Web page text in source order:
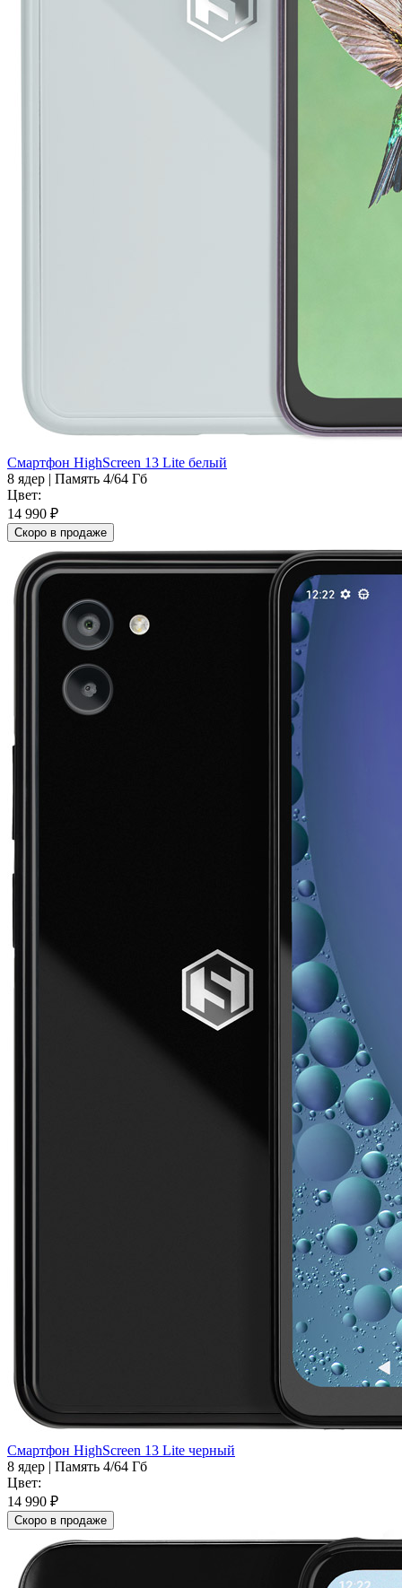
Смартфон HighScreen 13 Lite белый
8 ядер | Память 4/64 Гб
Цвет:
14 990 ₽
Скоро в продаже
Смартфон HighScreen 13 Lite черный
8 ядер | Память 4/64 Гб
Цвет:
14 990 ₽
Скоро в продаже